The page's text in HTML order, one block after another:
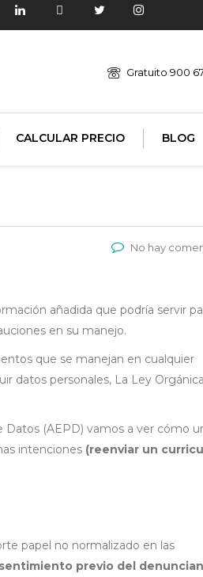
Gratuito 900
CALCULAR PRECIO BLOG
No hay
añadida que podría servir
en su manejo.
que se manejan en cualquier
datos personales, La Ley
(AEPD) vamos a ver cómo
intenciones (reenviar un
papel no normalizado en las
previo del